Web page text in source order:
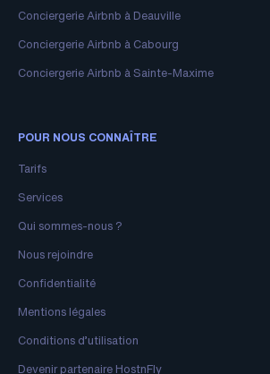
Conciergerie Airbnb à Deauville
Conciergerie Airbnb à Cabourg
Conciergerie Airbnb à Sainte-Maxime
POUR NOUS CONNAÎTRE
Tarifs
Services
Qui sommes-nous ?
Nous rejoindre
Confidentialité
Mentions légales
Conditions d’utilisation
Devenir partenaire HostnFly